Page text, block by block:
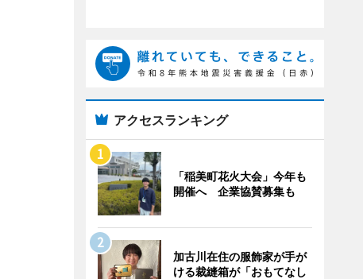
アクセスランキング
「稲美町花火大会」今年も
開催へ 企業協賛募集も
加古川在住の服飾家が手が
ける裁縫箱が「おもてなし